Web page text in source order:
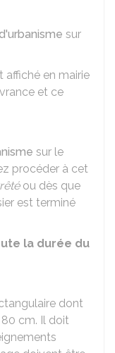
sur
affiché en mairie
et ce
sur le
procéder à cet
ou dès que
est terminé
la durée du
dont
cm. Il doit